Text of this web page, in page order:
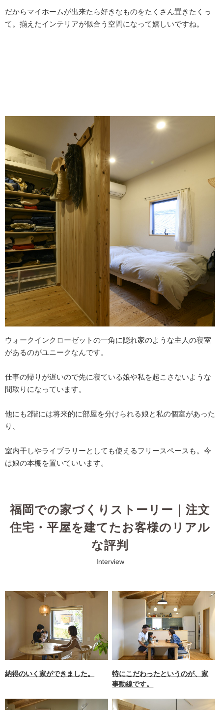
だからマイホームが出来たら好きなものをたくさん置きたくっ
て。揃えたインテリアが似合う空間になって嬉しいですね。
ウォークインクローゼットの一角に隠れ家のような主人の寝室
があるのがユニークなんです。
仕事の帰りが遅いので先に寝ている娘や私を起こさないような
間取りになっています。
他にも2階には将来的に部屋を分けられる娘と私の個室があった
り、
室内干しやライブラリーとしても使えるフリースペースも。今
は娘の本棚を置いていいます。
福岡での家づくりストーリー｜注文
住宅・平屋を建てたお客様のリアル
な評判
Interview
納得のいく家ができました。
特にこだわったというのが、家
事動線です。